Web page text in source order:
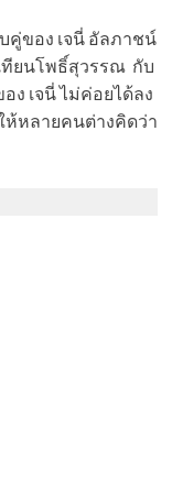
คู่ของ เจนี่ อัลภาชน์
ทียนโพธิ์สุวรรณ กับ
ง เจนี่ ไม่ค่อยได้ลง
หลายคนต่างคิดว่า